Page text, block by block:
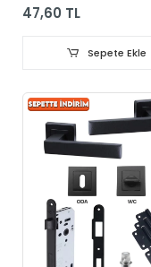
47,60 TL
Sepete Ekle